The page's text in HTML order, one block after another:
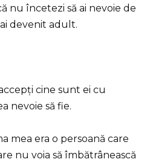
nu încetezi să ai nevoie de
devenit adult.
cine sunt ei cu
nevoie să fie.
mea era o persoană care
nu voia să îmbătrânească